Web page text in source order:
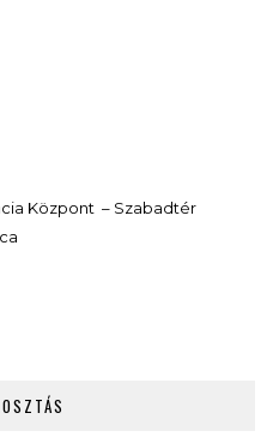
Központ – Szabadtér